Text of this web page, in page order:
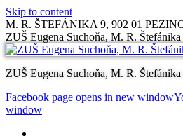
Skip to content
M. R. ŠTEFÁNIKA 9, 902 01
ZUŠ Eugena Suchoňa, M. R.
ZUŠ Eugena Suchoňa, M. R.
Facebook page opens in new window
window